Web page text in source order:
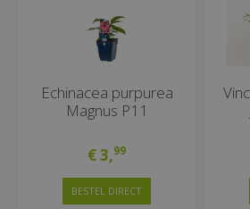
Echinacea purpurea
Magnus P11
€3,99
BESTEL DIRECT